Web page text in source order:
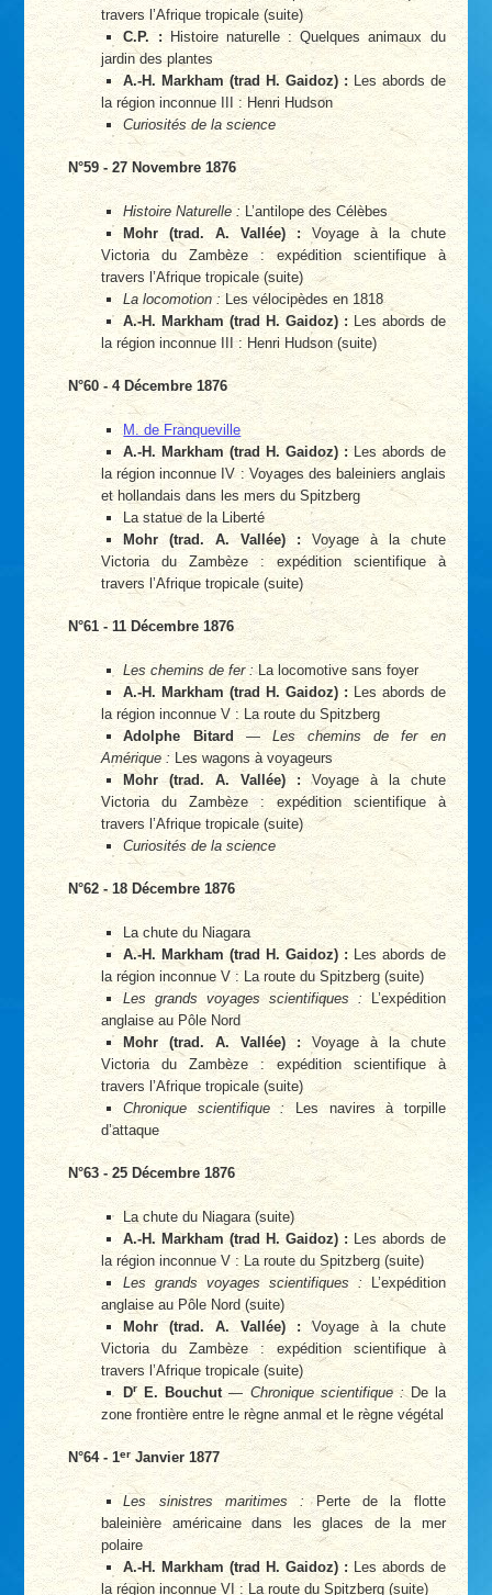
travers l’Afrique tropicale (suite)
C.P. :Histoire naturelle : Quelques animaux du
jardin des plantes
A.-H. Markham (trad H. Gaidoz) :Les abords de
la région inconnue III : Henri Hudson
Curiosités de la science
N°59 - 27 Novembre 1876
Histoire Naturelle :L’antilope des Célèbes
Mohr (trad. A. Vallée) :Voyage à la chute
Victoria du Zambèze : expédition scientifique à
travers l’Afrique tropicale (suite)
La locomotion :Les vélocipèdes en 1818
A.-H. Markham (trad H. Gaidoz) :Les abords de
la région inconnue III : Henri Hudson (suite)
N°60 - 4 Décembre 1876
M. de Franqueville
A.-H. Markham (trad H. Gaidoz) :Les abords de
la région inconnue IV : Voyages des baleiniers anglais
et hollandais dans les mers du Spitzberg
La statue de la Liberté
Mohr (trad. A. Vallée) : Voyage à la chute
Victoria du Zambèze : expédition scientifique à
travers l’Afrique tropicale (suite)
N°61 - 11 Décembre 1876
Les chemins de fer :La locomotive sans foyer
A.-H. Markham (trad H. Gaidoz) :Les abords de
la région inconnue V : La route du Spitzberg
Adolphe Bitard
—Les chemins de fer en
Amérique :Les wagons à voyageurs
Mohr (trad. A. Vallée) :Voyage à la chute
Victoria du Zambèze : expédition scientifique à
travers l’Afrique tropicale (suite)
Curiosités de la science
N°62 - 18 Décembre 1876
La chute du Niagara
A.-H. Markham (trad H. Gaidoz) :Les abords de
la région inconnue V : La route du Spitzberg (suite)
Les grands voyages scientifiques : L’expédition
anglaise au Pôle Nord
Mohr (trad. A. Vallée) :Voyage à la chute
Victoria du Zambèze : expédition scientifique à
travers l’Afrique tropicale (suite)
Chronique scientifique :Les navires à torpille
d’attaque
N°63 - 25 Décembre 1876
La chute du Niagara (suite)
A.-H. Markham (trad H. Gaidoz) :Les abords de
la région inconnue V : La route du Spitzberg (suite)
Les grands voyages scientifiques : L’expédition
anglaise au Pôle Nord (suite)
Mohr (trad. A. Vallée) : Voyage à la chute
Victoria du Zambèze : expédition scientifique à
travers l’Afrique tropicale (suite)
Dr E. Bouchut — Chronique scientifique :De la
zone frontière entre le règne anmal et le règne végétal
N°64 - 1erJanvier 1877
Les sinistres maritimes : Perte de la flotte
baleinière américaine dans les glaces de la mer
polaire
A.-H. Markham (trad H. Gaidoz) :Les abords de
la région inconnue VI : La route du Spitzberg (suite)